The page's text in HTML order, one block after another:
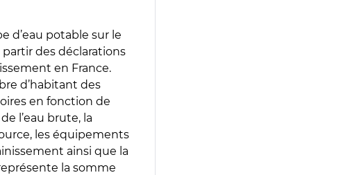
d’eau potable sur le
partir des déclarations
en France.
d’habitant des
en fonction de
l’eau brute, la
les équipements
ainsi que la
la somme